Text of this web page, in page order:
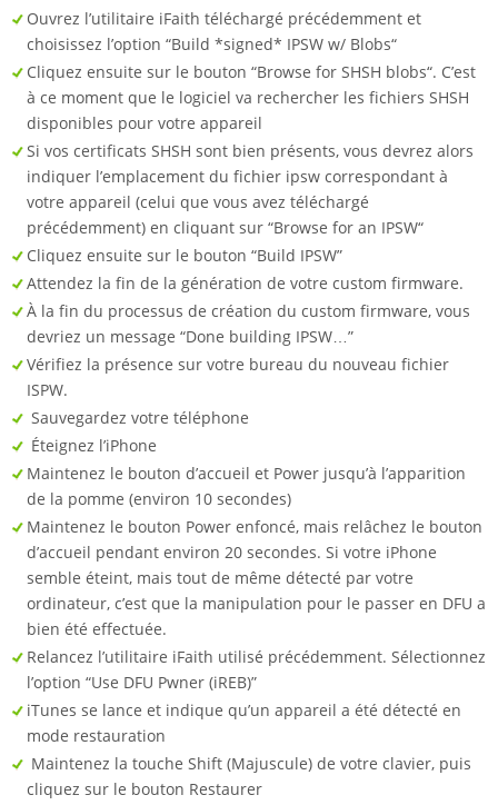
Ouvrez l’utilitaire iFaith téléchargé précédemment et
choisissez l’option “Build *signed* IPSW w/ Blobs“
Cliquez ensuite sur le bouton “Browse for SHSH blobs“. C’est
à ce moment que le logiciel va rechercher les fichiers SHSH
disponibles pour votre appareil
Si vos certificats SHSH sont bien présents, vous devrez alors
indiquer l’emplacement du fichier ipsw correspondant à
votre appareil (celui que vous avez téléchargé
précédemment) en cliquant sur “Browse for an IPSW“
Cliquez ensuite sur le bouton “Build IPSW”
Attendez la fin de la génération de votre custom firmware.
À la fin du processus de création du custom firmware, vous
devriez un message “Done building IPSW…”
Vérifiez la présence sur votre bureau du nouveau fichier
ISPW.
Sauvegardez votre téléphone
Éteignez l’iPhone
Maintenez le bouton d’accueil et Power jusqu’à l’apparition
de la pomme (environ 10 secondes)
Maintenez le bouton Power enfoncé, mais relâchez le bouton
d’accueil pendant environ 20 secondes. Si votre iPhone
semble éteint, mais tout de même détecté par votre
ordinateur, c’est que la manipulation pour le passer en DFU a
bien été effectuée.
Relancez l’utilitaire iFaith utilisé précédemment. Sélectionnez
l’option “Use DFU Pwner (iREB)”
iTunes se lance et indique qu’un appareil a été détecté en
mode restauration
Maintenez la touche Shift (Majuscule) de votre clavier, puis
cliquez sur le bouton Restaurer